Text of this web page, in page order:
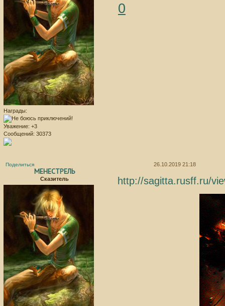
Награды:
Уважение: +3
Сообщений: 30373
0
Поделиться 26.10.2019 21:18
МЕНЕСТРЕЛЬ
Сказитель http://sagitta.rusff.ru/